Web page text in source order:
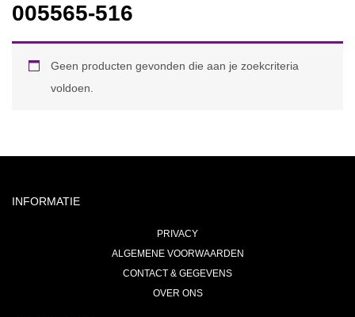
005565-516
Geen producten gevonden die aan je zoekcriteria
voldoen.
INFORMATIE
PRIVACY
ALGEMENE VOORWAARDEN
CONTACT & GEGEVENS
OVER ONS